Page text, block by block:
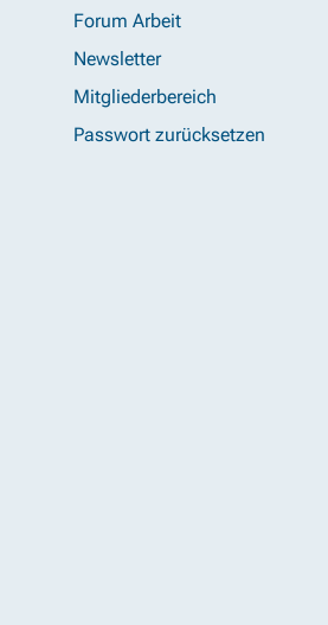
Forum Arbeit
Newsletter
Mitgliederbereich
Passwort zurücksetzen